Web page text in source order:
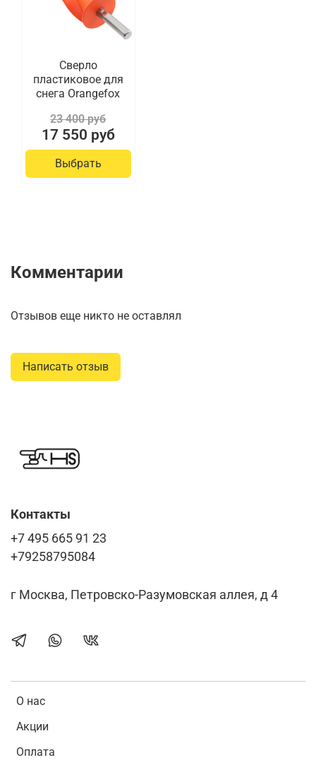
Сверло
пластиковое для
снега Orangefox
23 400 руб
17 550 руб
Выбрать
Комментарии
Отзывов еще никто не оставлял
Написать отзыв
О нас
Акции
Оплата
Контакты
+7 495 665 91 23
+79258795084
г Москва, Петровско-Разумовская аллея, д 4